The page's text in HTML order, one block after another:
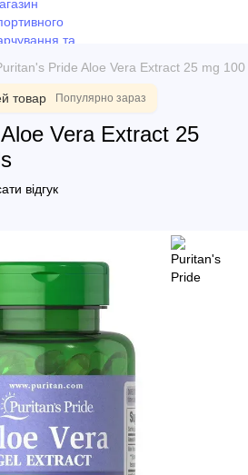
Pride Aloe Vera Extract 25 mg
товар Популярно зараз
Vera Extract 25
відгук